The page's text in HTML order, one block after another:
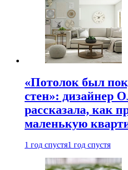
«Потолок был
стен»: дизайнер
рассказала, как
маленькую
1 год спустя1 год спустя